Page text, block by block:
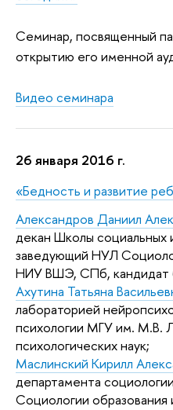
Семинар, посвященный
открытию его именной
Видео семинара
26 января 2016 г.
«Бедность и развитие
Александров Даниил
декан Школы социальных
заведующий НУЛ
НИУ ВШЭ, СПб, кандидат
Ахутина Татьяна
лабораторией
психологии МГУ им. М.В.
психологических наук;
Маслинский Кирилл
департамента
Социологии